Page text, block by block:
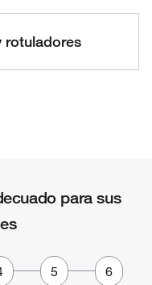
rotuladores